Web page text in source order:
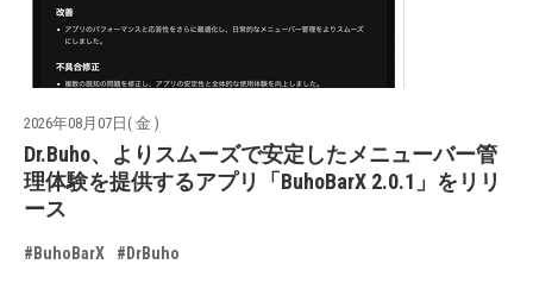
2026年08月07日( 金 )
Dr.Buho、よりスムーズで安定したメニューバー管
理体験を提供するアプリ「BuhoBarX 2.0.1」をリリ
ース
#BuhoBarX #DrBuho